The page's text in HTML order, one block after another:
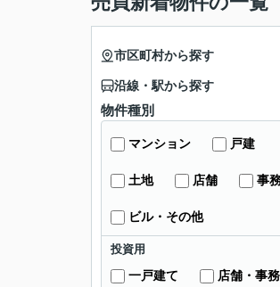
市区町村から探す
沿線・駅から探す
物件種別
マンション 戸建
土地 店舗 事
ビル・その他
投資用
一戸建て
店舗・事